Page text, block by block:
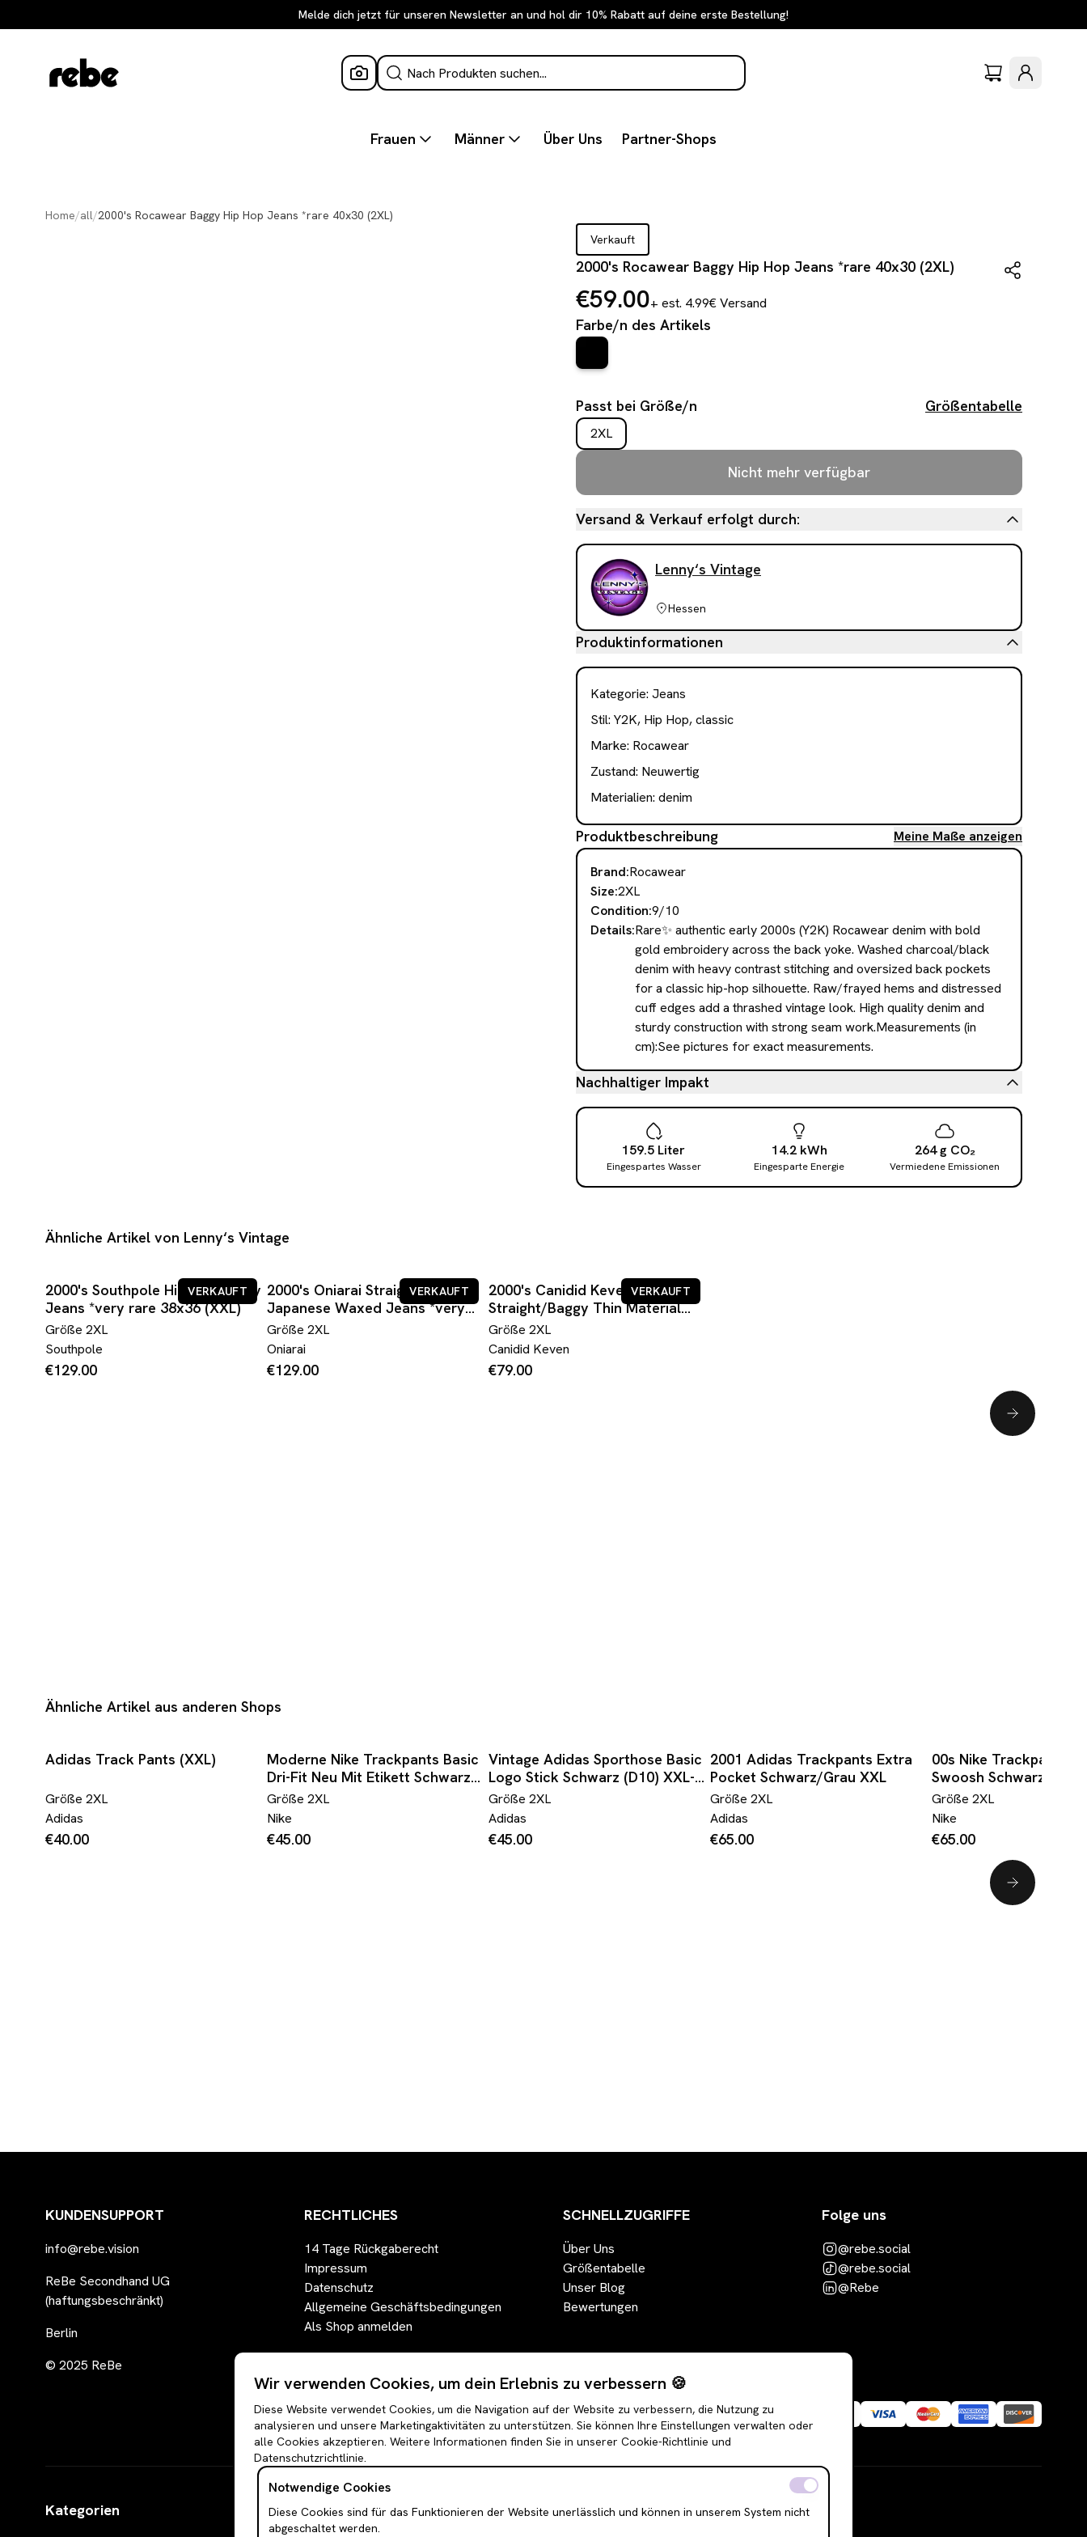
Melde dich jetzt für unseren Newsletter an und hol dir 10% Rabatt auf deine erste Bestellung!
Frauen Männer Über Uns Partner-Shops
Home/all/2000's Rocawear Baggy Hip Hop Jeans *rare 40x30 (2XL)
Verkauft
2000's Rocawear Baggy Hip Hop Jeans *rare 40x30 (2XL)
€59.00+ est. 4.99€ Versand
Farbe/n des Artikels
Passt bei Größe/n Größentabelle
2XL
Nicht mehr verfügbar
Versand & Verkauf erfolgt durch:
Lenny‘s Vintage
Hessen
Produktinformationen
Kategorie: Jeans
Stil: Y2K, Hip Hop, classic
Marke: Rocawear
Zustand: Neuwertig
Materialien: denim
Produktbeschreibung Meine Maße anzeigen
Brand:Rocawear
Size:2XL
Condition:9/10
Details:Rare✨ authentic early 2000s (Y2K) Rocawear denim with bold
gold embroidery across the back yoke. Washed charcoal/black
denim with heavy contrast stitching and oversized back pockets
for a classic hip-hop silhouette. Raw/frayed hems and distressed
cuff edges add a thrashed vintage look. High quality denim and
sturdy construction with strong seam work.Measurements (in
cm):See pictures for exact measurements.
Nachhaltiger Impakt
159.5 Liter
Eingespartes Wasser
14.2 kWh
Eingesparte Energie
264g CO₂
Vermiedene Emissionen
Ähnliche Artikel von Lenny‘s Vintage
VERKAUFT
2000's Southpole Hip Hop Baggy
Jeans *very rare 38x36 (XXL)
Größe 2XL
Southpole
€129.00
VERKAUFT
2000's Oniarai Straight/Baggy
Japanese Waxed Jeans *very
rare 38x30 (XXL)
Größe 2XL
Oniarai
€129.00
VERKAUFT
2000's Canidid Keven
Straight/Baggy Thin Material
Japanese Style Jeans * 38x34
(XXL)
Größe 2XL
Canidid Keven
€79.00
Ähnliche Artikel aus anderen Shops
Adidas Track Pants (XXL)
Größe 2XL
Adidas
€40.00
Moderne Nike Trackpants Basic
Dri-Fit Neu Mit Etikett Schwarz
XXL
Größe 2XL
Nike
€45.00
Vintage Adidas Sporthose Basic
Logo Stick Schwarz (D10) XXL-
XXXL
Größe 2XL
Adidas
€45.00
2001 Adidas Trackpants Extra
Pocket Schwarz/Grau XXL
Größe 2XL
Adidas
€65.00
00s Nike Trackpants
Swoosh Schwarz XXL
Größe 2XL
Nike
€65.00
KUNDENSUPPORT
info@rebe.vision
ReBe Secondhand UG
(haftungsbeschränkt)
Berlin
© 2025 ReBe
RECHTLICHES
14 Tage Rückgaberecht
Impressum
Datenschutz
Allgemeine Geschäftsbedingungen
Als Shop anmelden
SCHNELLZUGRIFFE
Über Uns
Größentabelle
Unser Blog
Bewertungen
Folge uns
@rebe.social
@rebe.social
@Rebe
Kategorien
Wir verwenden Cookies, um dein Erlebnis zu verbessern 🍪
Diese Website verwendet Cookies, um die Navigation auf der Website zu verbessern, die Nutzung zu
analysieren und unsere Marketingaktivitäten zu unterstützen. Sie können Ihre Einstellungen verwalten oder
alle Cookies akzeptieren. Weitere Informationen finden Sie in unserer Cookie-Richtlinie und
Datenschutzrichtlinie.
Notwendige Cookies
Diese Cookies sind für das Funktionieren der Website unerlässlich und können in unserem System nicht
abgeschaltet werden.